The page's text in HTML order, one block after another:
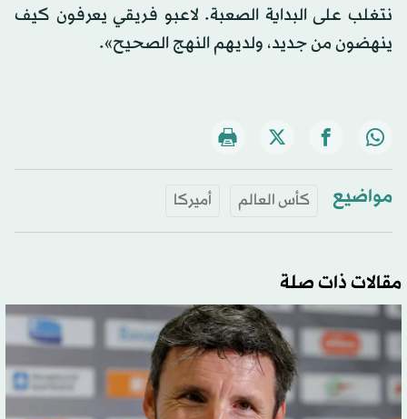
نتغلب على البداية الصعبة. لاعبو فريقي يعرفون كيف
ينهضون من جديد، ولديهم النهج الصحيح».
مواضيع كأس العالم أميركا
مقالات ذات صلة